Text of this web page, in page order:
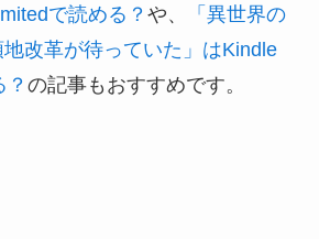
で読める？ や、
「異世界の
改革が待っていた」はKindle
の記事もおすすめです。